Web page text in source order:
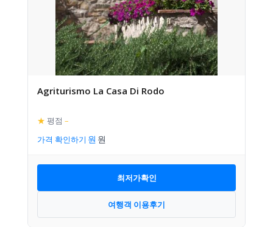
Agriturismo La Casa Di Rodo
★ 평점 –
가격 확인하기
최저가확인
여행객 이용후기